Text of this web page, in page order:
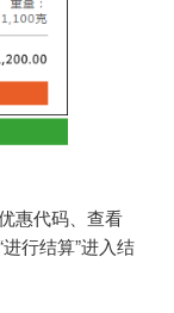
惠代码、查看
行结算”进入结